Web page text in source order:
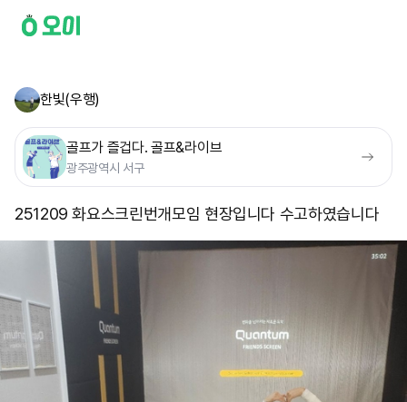
한빛(우행)
골프가 즐겁다. 골프&라이브
광주광역시 서구
251209 화요스크린번개모임 현장입니다 수고하였습니다